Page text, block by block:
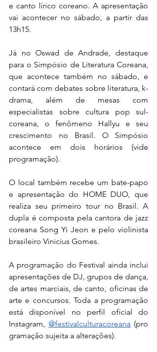
e canto lírico coreano. A apresentação
vai acontecer no sábado, a partir das
13h15.
Já no Oswad de Andrade, destaque
para o Simpósio de Literatura Coreana,
que acontece também no sábado, e
contará com debates sobre literatura, k-
drama, além de mesas com
especialistas sobre cultura pop sul-
coreana, o fenômeno Hallyu e seu
crescimento no Brasil. O Simpósio
acontece em dois horários (vide
programação).
O local também recebe um bate-papo
e apresentação do HOME DUO, que
realiza seu primeiro tour no Brasil. A
dupla é composta pela cantora de jazz
coreana Song Yi Jeon e pelo violinista
brasileiro Vinicius Gomes.
A programação do Festival ainda inclui
apresentações de DJ, grupos de dança,
de artes marciais, de canto, oficinas de
arte e concursos. Toda a programação
está disponível no perfil oficial do
Instagram, @festivalculturacoreana (pro
gramação sujeita a alterações).